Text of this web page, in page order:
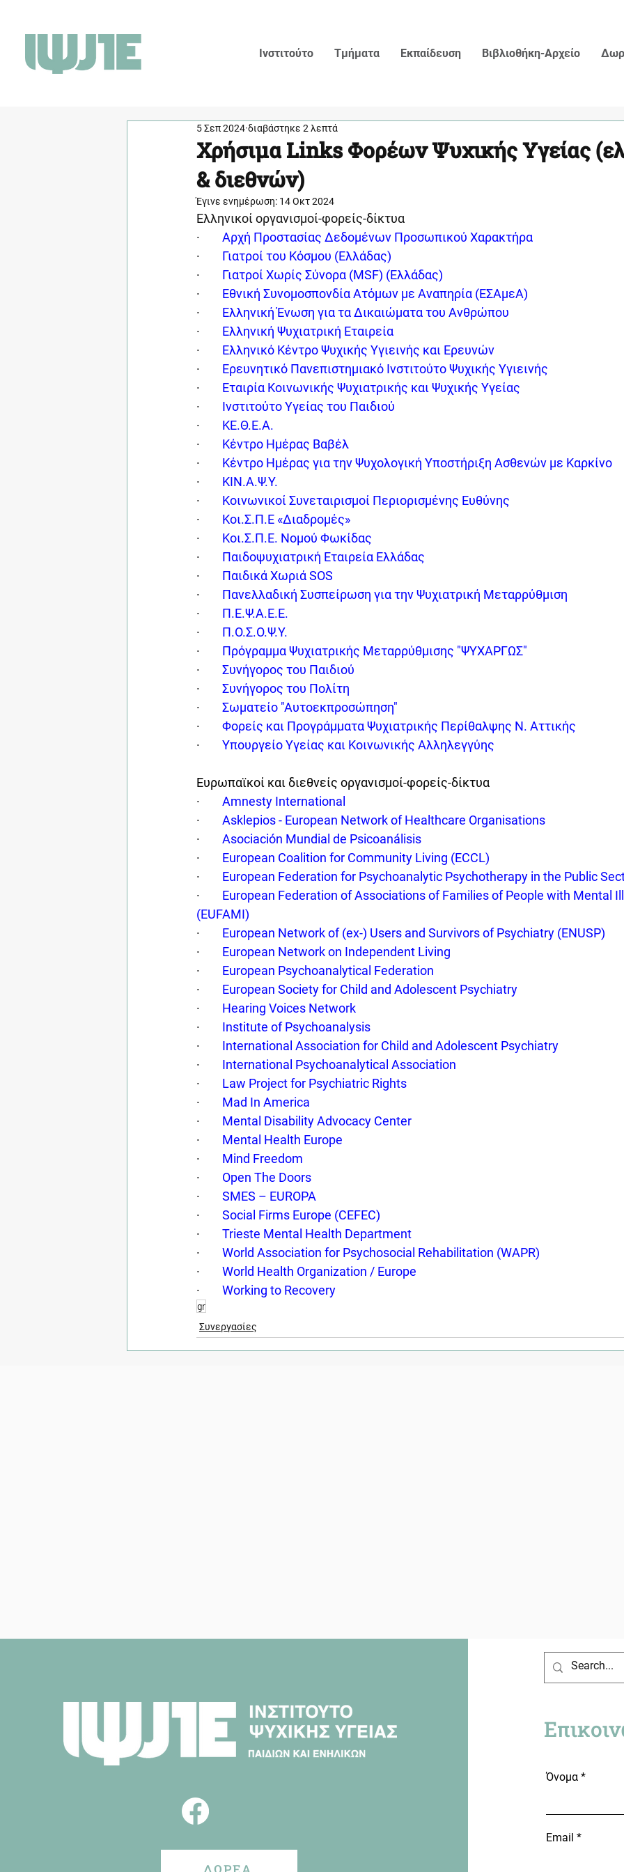
Ινστιτούτο Τμήματα Εκπαίδευση Βιβλιοθήκη-Αρχείο
Χρήσιμα Links Φορέων Ψυχικής Υγείας
& διεθνών)
5 Σεπ 2024 διαβάστηκε 2 λεπτά
Έγινε ενημέρωση: 14 Οκτ 2024
Ελληνικοί οργανισμοί-φορείς-δίκτυα
· Αρχή Προστασίας Δεδομένων Προσωπικού Χαρακτήρα
· Γιατροί του Κόσμου (Ελλάδας)
· Γιατροί Χωρίς Σύνορα (MSF) (Ελλάδας)
· Εθνική Συνομοσπονδία Ατόμων με Αναπηρία (ΕΣΑμεΑ)
· Ελληνική Ένωση για τα Δικαιώματα του Ανθρώπου
· Ελληνική Ψυχιατρική Εταιρεία
· Ελληνικό Κέντρο Ψυχικής Υγιεινής και Ερευνών
· Ερευνητικό Πανεπιστημιακό Ινστιτούτο Ψυχικής Υγιεινής
· Εταιρία Κοινωνικής Ψυχιατρικής και Ψυχικής Υγείας
· Ινστιτούτο Υγείας του Παιδιού
· ΚΕ.Θ.Ε.Α.
· Κέντρο Ημέρας Βαβέλ
· Kέντρο Ημέρας για την Ψυχολογική Υποστήριξη Ασθενών με Καρκίνο
· ΚΙΝ.Α.Ψ.Υ.
· Κοινωνικοί Συνεταιρισμοί Περιορισμένης Ευθύνης
· Κοι.Σ.Π.Ε «Διαδρομές»
· Κοι.Σ.Π.Ε. Νομού Φωκίδας
· Παιδοψυχιατρική Εταιρεία Ελλάδας
· Παιδικά Χωριά SOS
· Πανελλαδική Συσπείρωση για την Ψυχιατρική Μεταρρύθμιση
· Π.Ε.Ψ.Α.Ε.Ε.
· Π.Ο.Σ.Ο.Ψ.Υ.
· Πρόγραμμα Ψυχιατρικής Μεταρρύθμισης "ΨΥΧΑΡΓΩΣ"
· Συνήγορος του Παιδιού
· Συνήγορος του Πολίτη
· Σωματείο "Αυτοεκπροσώπηση"
· Φορείς και Προγράμματα Ψυχιατρικής Περίθαλψης Ν. Αττικής
· Υπουργείο Υγείας και Κοινωνικής Αλληλεγγύης
Ευρωπαϊκοί και διεθνείς οργανισμοί-φορείς-δίκτυα
· Amnesty International
· Asklepios - European Network of Healthcare Organisations
· Asociación Mundial de Psicoanálisis
· European Coalition for Community Living (ECCL)
· European Federation for Psychoanalytic Psychotherapy in the Public
· European Federation of Associations of Families of People with Mental
(EUFAMI)
· European Network of (ex-) Users and Survivors of Psychiatry (ENUSP)
· European Network on Independent Living
· European Psychoanalytical Federation
· European Society for Child and Adolescent Psychiatry
· Hearing Voices Network
· Institute of Psychoanalysis
· International Association for Child and Adolescent Psychiatry
· International Psychoanalytical Association
· Law Project for Psychiatric Rights
· Mad In America
· Mental Disability Advocacy Center
· Mental Health Europe
· Mind Freedom
· Open The Doors
· SMES – EUROPA
· Social Firms Europe (CEFEC)
· Trieste Mental Health Department
· World Association for Psychosocial Rehabilitation (WAPR)
· World Health Organization / Europe
· Working to Recovery
gr
Συνεργασίες
Όνομα
Email